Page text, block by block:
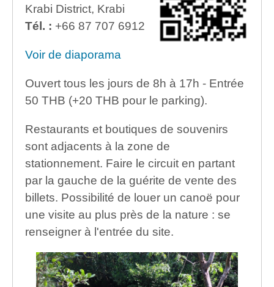
Krabi District, Krabi
Tél. : +66 87 707 6912
Voir de diaporama
Ouvert tous les jours de 8h à 17h - Entrée
50 THB (+20 THB pour le parking).
Restaurants et boutiques de souvenirs
sont adjacents à la zone de
stationnement. Faire le circuit en partant
par la gauche de la guérite de vente des
billets. Possibilité de louer un canoë pour
une visite au plus près de la nature : se
renseigner à l'entrée du site.